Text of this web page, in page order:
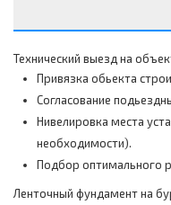
Технический выезд на
Привязка обьекта
Согласование
Нивелировка места
необходимости).
Подбор оптимального
Ленточный фундамент на